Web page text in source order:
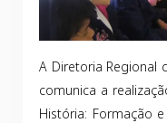
A Diretoria Regional
comunica a
História: Formação